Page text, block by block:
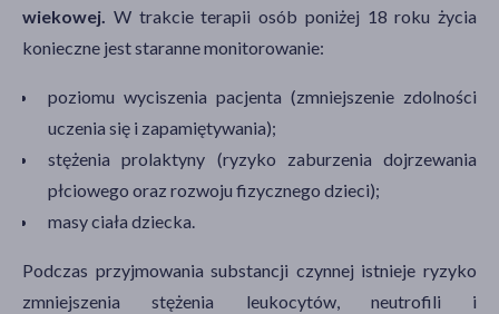
wiekowej. W trakcie terapii osób poniżej 18 roku życia
konieczne jest staranne monitorowanie:
poziomu wyciszenia pacjenta (zmniejszenie zdolności
uczenia się i zapamiętywania);
stężenia prolaktyny (ryzyko zaburzenia dojrzewania
płciowego oraz rozwoju fizycznego dzieci);
masy ciała dziecka.
Podczas przyjmowania substancji czynnej istnieje ryzyko
zmniejszenia stężenia leukocytów, neutrofili i